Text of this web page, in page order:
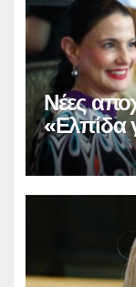
Νέες
«Ελπίδα